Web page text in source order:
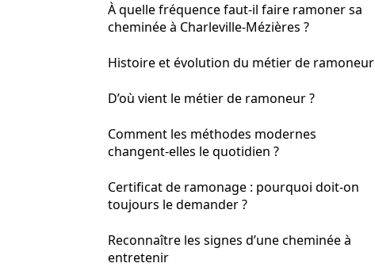
À quelle fréquence faut-il faire ramoner sa
cheminée à Charleville-Mézières ?
Histoire et évolution du métier de ramoneur
D’où vient le métier de ramoneur ?
Comment les méthodes modernes
changent-elles le quotidien ?
Certificat de ramonage : pourquoi doit-on
toujours le demander ?
Reconnaître les signes d’une cheminée à
entretenir